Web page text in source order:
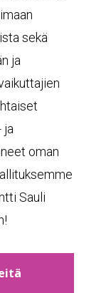
sekä
ja
ja
oman
Sauli